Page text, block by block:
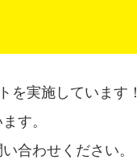
を実施しています！
す。
合わせください。